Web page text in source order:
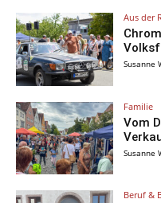
Aus der
Susanne
Familie
Vom
Susanne
Beruf &